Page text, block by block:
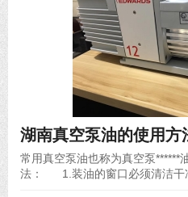
湖南真空泵油的使用方
常用真空泵油也称为真空泵******
法： 1.装油的窗口必须清洁干